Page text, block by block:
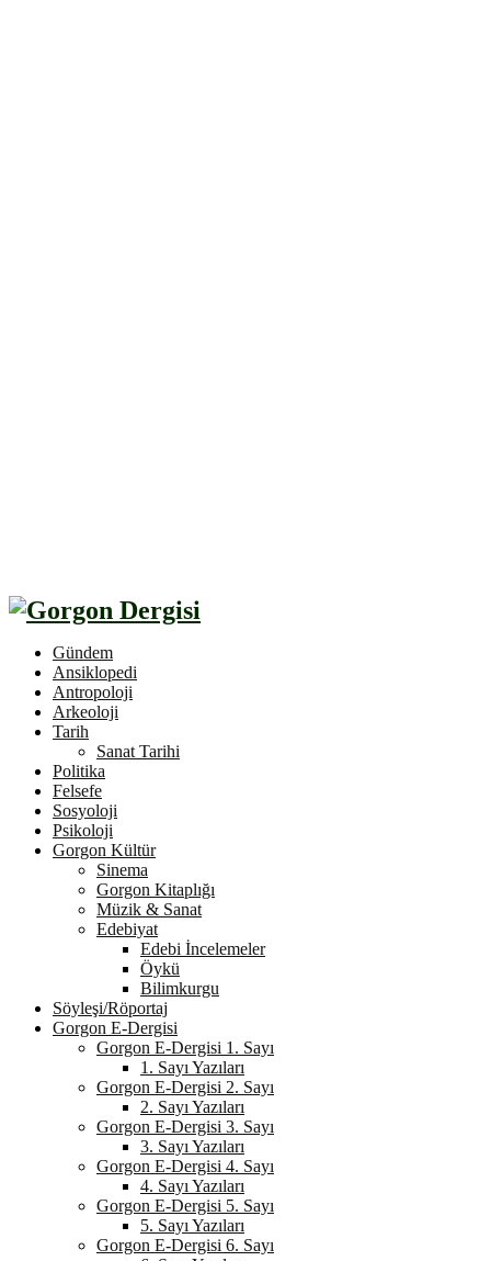
Gündem
Ansiklopedi
Antropoloji
Arkeoloji
Tarih
Sanat Tarihi
Politika
Felsefe
Sosyoloji
Psikoloji
Gorgon Kültür
Sinema
Gorgon Kitaplığı
Müzik & Sanat
Edebiyat
Edebi İncelemeler
Öykü
Bilimkurgu
Söyleşi/Röportaj
Gorgon E-Dergisi
Gorgon E-Dergisi 1. Sayı
1. Sayı Yazıları
Gorgon E-Dergisi 2. Sayı
2. Sayı Yazıları
Gorgon E-Dergisi 3. Sayı
3. Sayı Yazıları
Gorgon E-Dergisi 4. Sayı
4. Sayı Yazıları
Gorgon E-Dergisi 5. Sayı
5. Sayı Yazıları
Gorgon E-Dergisi 6. Sayı